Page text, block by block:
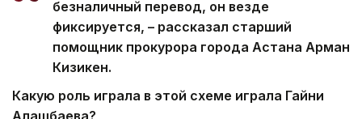
безналичный перевод, он везде
фиксируется, – рассказал старший
помощник прокурора города Астана Арман
Кизикен.
Какую роль играла в этой схеме играла Гайни